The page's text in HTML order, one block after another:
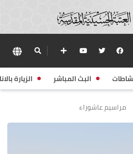
البث المباشر الزيارة
مراسيم عاشوراء